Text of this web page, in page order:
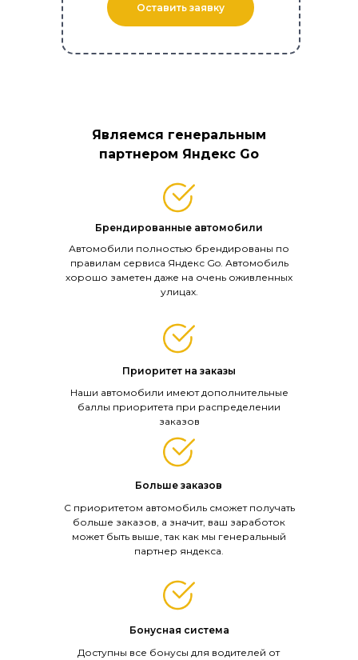
Оставить заявку
Автомобили полностью брендированы по
правилам сервиса Яндекс Go. Автомобиль
хорошо заметен даже на очень оживленных
улицах.
Наши автомобили имеют дополнительные
баллы приоритета при распределении
заказов
С приоритетом автомобиль сможет получать
больше заказов, а значит, ваш заработок
может быть выше, так как мы генеральный
партнер яндекса.
Брендированные автомобили
Приоритет на заказы
Больше заказов
Доступны все бонусы для водителей от
Бонусная система
Являемся генеральным
партнером Яндекс Go